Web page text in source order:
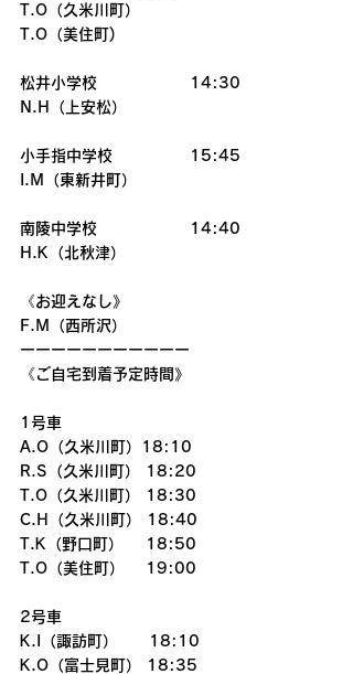
T.O（久米川町）
T.O（美住町)
松井小学校　　　　　　14:30
N.H（上安松）
小手指中学校　　　　　15:45
I.M（東新井町）
南陵中学校　　　　　　14:40
H.K（北秋津）
《お迎えなし》
F.M（西所沢）
ーーーーーーーーーーー
《ご自宅到着予定時間》
1号車
A.O（久米川町）18:10
R.S（久米川町） 18:20
T.O（久米川町） 18:30
C.H（久米川町） 18:40
T.K（野口町）    18:50
T.O（美住町）　 19:00
2号車
K.I（諏訪町）　　18:10
K.O（富士見町） 18:35